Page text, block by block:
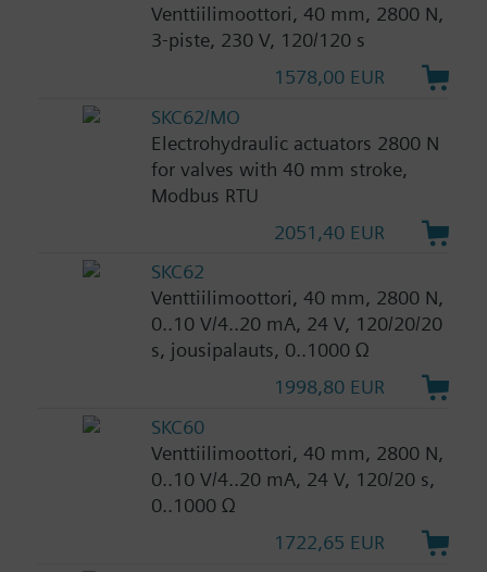
Venttiilimoottori, 40 mm, 2800 N,
3-piste, 230 V, 120/120 s
1578,00 EUR
SKC62/MO
Electrohydraulic actuators 2800 N
for valves with 40 mm stroke,
Modbus RTU
2051,40 EUR
SKC62
Venttiilimoottori, 40 mm, 2800 N,
0..10 V/4..20 mA, 24 V, 120/20/20
s, jousipalauts, 0..1000 Ω
1998,80 EUR
SKC60
Venttiilimoottori, 40 mm, 2800 N,
0..10 V/4..20 mA, 24 V, 120/20 s,
0..1000 Ω
1722,65 EUR